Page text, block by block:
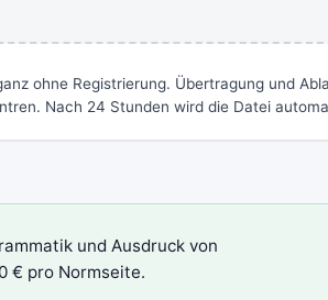
ohne Registrierung. Übertragung und
Nach 24 Stunden wird die Datei
und Ausdruck von
€ pro Normseite.